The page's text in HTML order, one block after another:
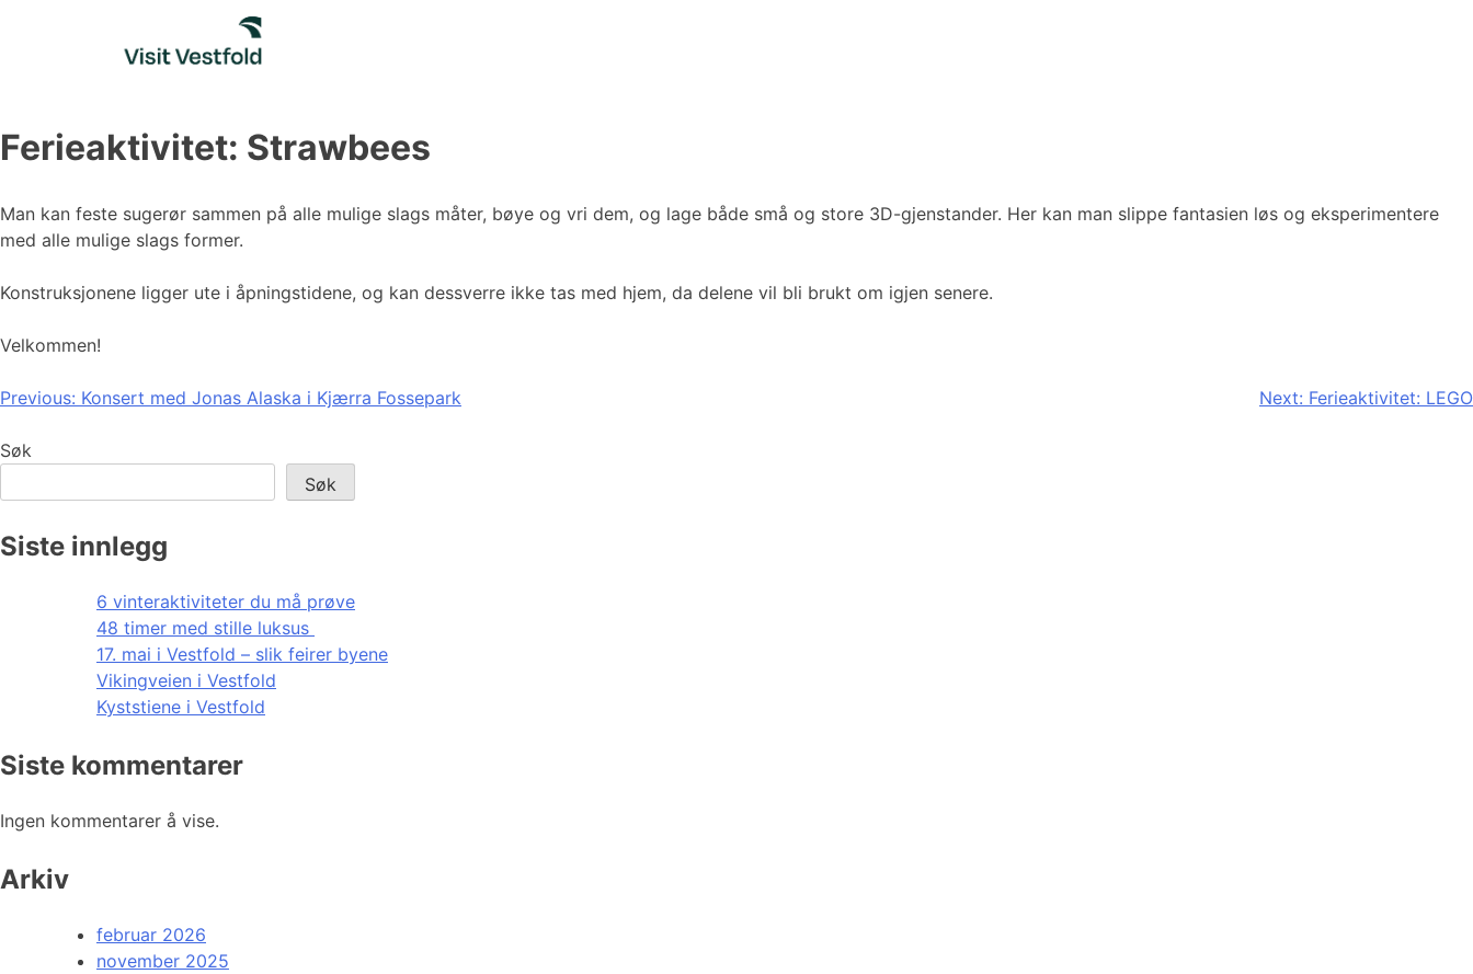
Ferieaktivitet: Strawbees
Man kan feste sugerør sammen på alle mulige slags måter, bøye og vri dem, og lage både små og store 3D-gjenstander. Her kan man slippe fantasien løs og eksperimentere
med alle mulige slags former.
Konstruksjonene ligger ute i åpningstidene, og kan dessverre ikke tas med hjem, da delene vil bli brukt om igjen senere.
Velkommen!
Innleggsnavigasjon
Previous: Konsert med Jonas Alaska i Kjærra Fossepark Next: Ferieaktivitet: LEGO
Søk
Søk
Siste innlegg
6 vinteraktiviteter du må prøve
48 timer med stille luksus
17. mai i Vestfold – slik feirer byene
Vikingveien i Vestfold
Kyststiene i Vestfold
Siste kommentarer
Ingen kommentarer å vise.
Arkiv
februar 2026
november 2025